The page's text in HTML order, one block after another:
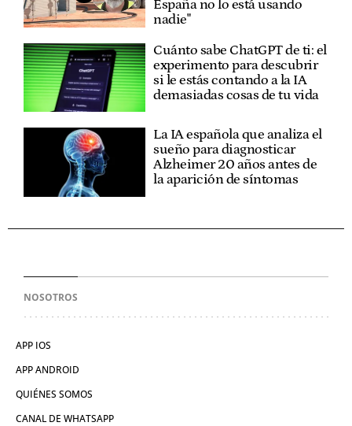
España no lo está usando
nadie"
Cuánto sabe ChatGPT de ti: el
experimento para descubrir
si le estás contando a la IA
demasiadas cosas de tu vida
La IA española que analiza el
sueño para diagnosticar
Alzheimer 20 años antes de
la aparición de síntomas
NOSOTROS
APP IOS
APP ANDROID
QUIÉNES SOMOS
CANAL DE WHATSAPP